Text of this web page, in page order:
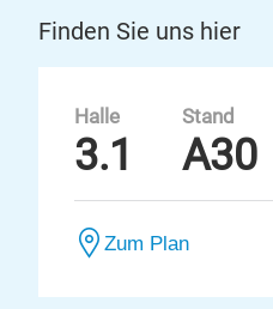
Finden Sie uns hier
Halle
3.1
Stand
A30
Zum Plan